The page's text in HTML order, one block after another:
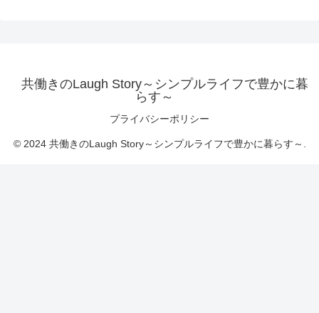
共働きのLaugh Story～シンプルライフで豊かに暮
らす～
プライバシーポリシー
© 2024 共働きのLaugh Story～シンプルライフで豊かに暮らす～.